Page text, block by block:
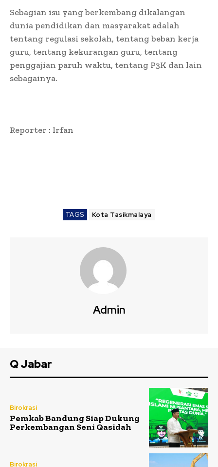
Sebagian isu yang berkembang dikalangan
dunia pendidikan dan masyarakat adalah
tentang regulasi sekolah, tentang beban kerja
guru, tentang kekurangan guru, tentang
penggajian paruh waktu, tentang P3K dan lain
sebagainya.
Reporter : Irfan
TAGS Kota Tasikmalaya
Admin
Q Jabar
Birokrasi
Pemkab Bandung Siap Dukung
Perkembangan Seni Qasidah
Birokrasi